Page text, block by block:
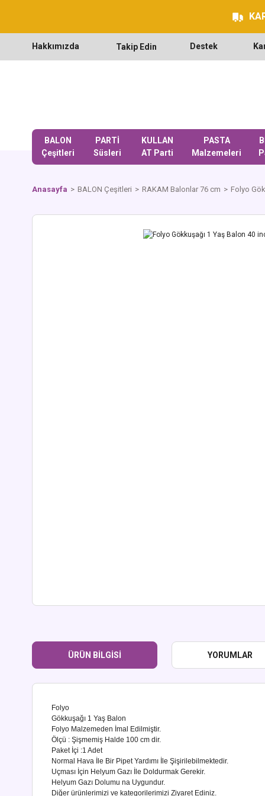
Hakkımızda Takip Edin Destek
BALON
Çeşitleri
PARTİ
Süsleri
KULLAN
AT Parti
PASTA
Malzemeleri
Anasayfa BALON Çeşitleri RAKAM Balonlar 76 cm Folyo
ÜRÜN BILGISI YORUMLAR
Folyo
Gökkuşağı 1 Yaş Balon
Folyo Malzemeden İmal Edilmiştir.
Ölçü : Şişmemiş Halde 100 cm dir.
Paket İçi :1 Adet
Normal Hava İle Bir Pipet Yardımı İle Şişirilebilmektedir.
Uçması İçin Helyum Gazı İle Doldurmak Gerekir.
Helyum Gazı Dolumu na Uygundur.
Diğer ürünlerimizi ve kategorilerimizi Ziyaret Ediniz.